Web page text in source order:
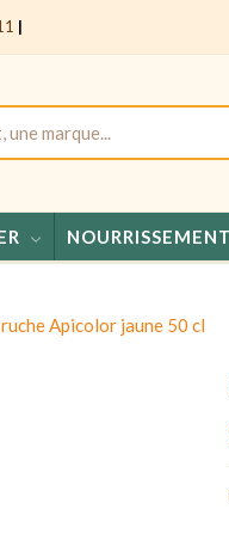
|
NOURRISSEMENT
Apicolor jaune 50 cl